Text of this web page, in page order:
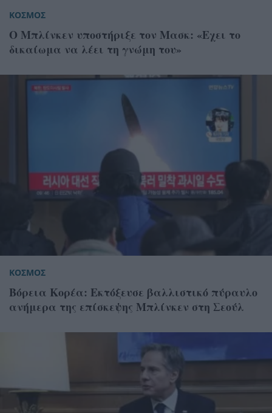
ΚΟΣΜΟΣ
Ο Μπλίνκεν υποστήριξε τον Μασκ: «Εχει το
δικαίωμα να λέει τη γνώμη του»
ΚΟΣΜΟΣ
Βόρεια Κορέα: Εκτόξευσε βαλλιστικό πύραυλο
ανήμερα της επίσκεψης Μπλίνκεν στη Σεούλ